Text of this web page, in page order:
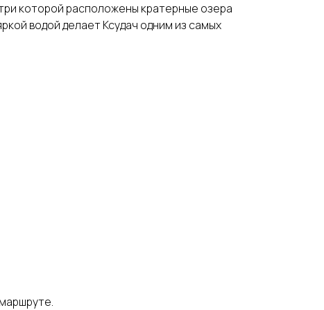
которой расположены кратерные озера
водой делает Ксудач одним из самых